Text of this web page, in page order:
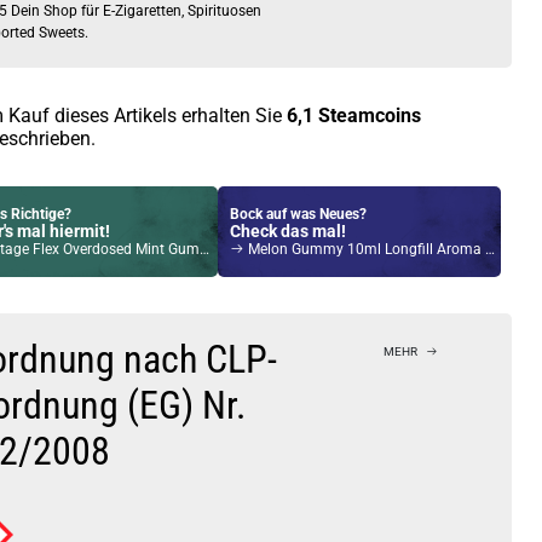
Dein Shop für E-Zigaretten, Spirituosen
Sweets.
Kauf dieses Artikels erhalten Sie 6,1 Steamcoins
Richtige?
mal hiermit!
Flex Overdosed Mint Gum Longfill Aroma
Bock auf was Neues?
Check das mal!
Melon Gummy 10ml Longfill Aroma by Flavour Smoke
nach CLP-
(EG) Nr.
2008
MEHR